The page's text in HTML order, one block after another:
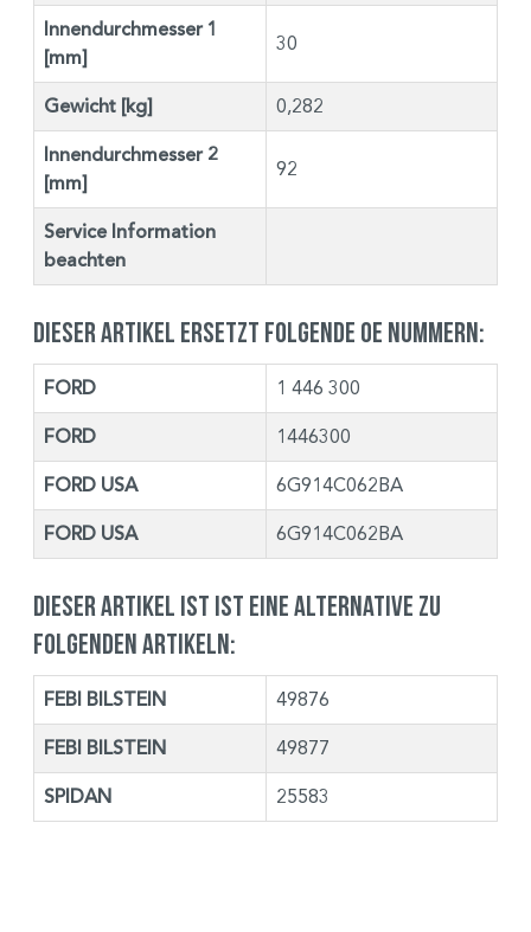
Innendurchmesser 1
[mm]
30
Gewicht [kg] 0,282
Innendurchmesser 2
[mm]
92
Service Information
beachten
Dieser Artikel ersetzt folgende OE Nummern:
FORD 1 446 300
FORD 1446300
FORD USA 6G914C062BA
FORD USA 6G914C062BA
Dieser Artikel ist ist eine Alternative zu
folgenden Artikeln:
FEBI BILSTEIN 49876
FEBI BILSTEIN 49877
SPIDAN 25583